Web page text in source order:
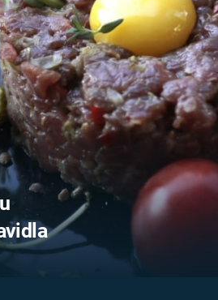
FILMY
REALITA
HORORY
REALITA
OPTICKÉ
KLAMY